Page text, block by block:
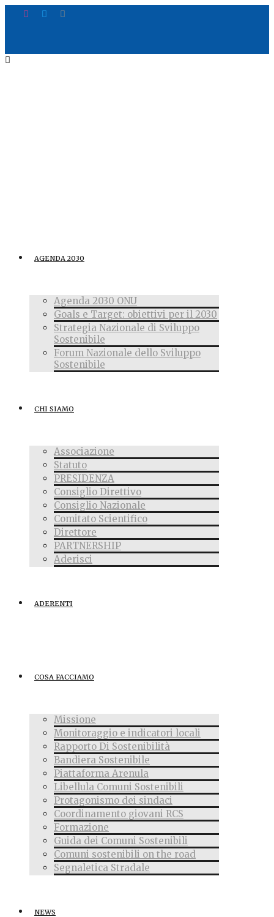
AGENDA 2030
Agenda 2030 ONU
Goals e Target: obiettivi per il 2030
Strategia Nazionale di Sviluppo
Sostenibile
Forum Nazionale dello Sviluppo
Sostenibile
CHI SIAMO
Associazione
Statuto
PRESIDENZA
Consiglio Direttivo
Consiglio Nazionale
Comitato Scientifico
Direttore
PARTNERSHIP
Aderisci
ADERENTI
COSA FACCIAMO
Missione
Monitoraggio e indicatori locali
Rapporto Di Sostenibilità
Bandiera Sostenibile
Piattaforma Arenula
Libellula Comuni Sostenibili
Protagonismo dei sindaci
Coordinamento giovani RCS
Formazione
Guida dei Comuni Sostenibili
Comuni sostenibili on the road
Segnaletica Stradale
NEWS